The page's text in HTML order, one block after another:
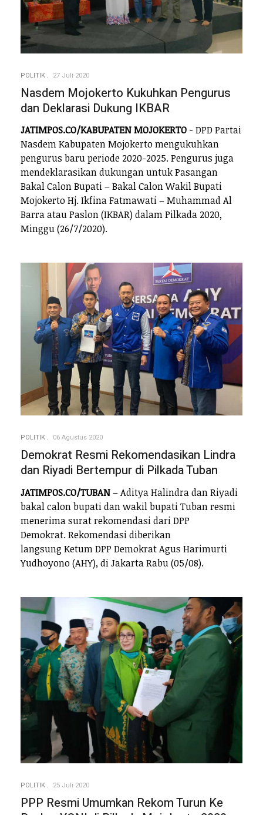
POLITIK 27 Juli 2020
Nasdem Mojokerto Kukuhkan Pengurus
dan Deklarasi Dukung IKBAR
JATIMPOS.CO/KABUPATEN MOJOKERTO - DPD Partai
Nasdem Kabupaten Mojokerto mengukuhkan
pengurus baru periode 2020-2025. Pengurus juga
mendeklarasikan dukungan untuk Pasangan
Bakal Calon Bupati – Bakal Calon Wakil Bupati
Mojokerto Hj. Ikfina Fatmawati – Muhammad Al
Barra atau Paslon (IKBAR) dalam Pilkada 2020,
Minggu (26/7/2020).
POLITIK 06 Agustus 2020
Demokrat Resmi Rekomendasikan Lindra
dan Riyadi Bertempur di Pilkada Tuban
JATIMPOS.CO/TUBAN– Aditya Halindra dan Riyadi
bakal calon bupati dan wakil bupati Tuban resmi
menerima surat rekomendasi dari DPP
Demokrat. Rekomendasi diberikan
langsung Ketum DPP Demokrat Agus Harimurti
Yudhoyono (AHY), di Jakarta Rabu (05/08).
POLITIK 25 Juli 2020
PPP Resmi Umumkan Rekom Turun Ke